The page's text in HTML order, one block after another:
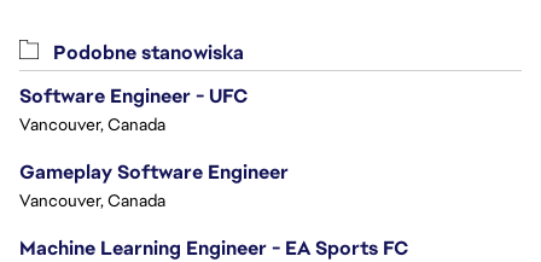
Podobne stanowiska
Software Engineer - UFC
Vancouver, Canada
Gameplay Software Engineer
Vancouver, Canada
Machine Learning Engineer - EA Sports FC